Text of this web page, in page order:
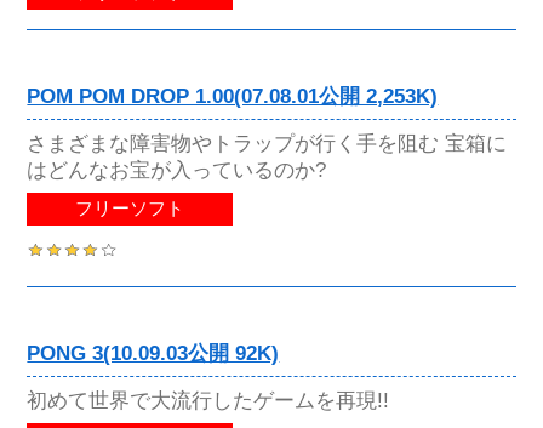
POM POM DROP 1.00(07.08.01公開 2,253K)
さまざまな障害物やトラップが行く手を阻む 宝箱に
はどんなお宝が入っているのか?
フリーソフト
PONG 3(10.09.03公開 92K)
初めて世界で大流行したゲームを再現!!